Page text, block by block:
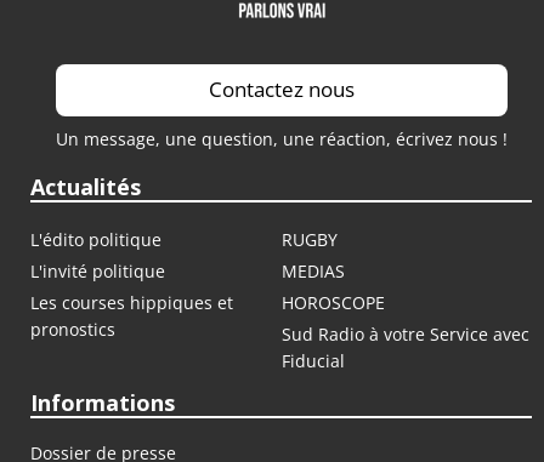
Contactez nous
Un message, une question, une réaction, écrivez nous !
Actualités
L'édito politique
RUGBY
L'invité politique
MEDIAS
Les courses hippiques et
pronostics
HOROSCOPE
Sud Radio à votre Service avec
Fiducial
Informations
Dossier de presse